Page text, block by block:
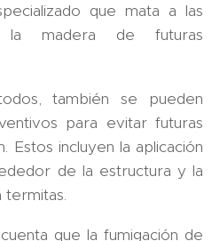
que mata a las
madera de futuras
también se pueden
para evitar futuras
Estos incluyen la aplicación
de la estructura y la
termitas.
que la fumigación de